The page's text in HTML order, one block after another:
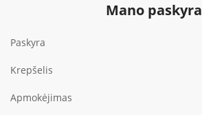
Mano paskyra
Paskyra
Krepšelis
Apmokėjimas